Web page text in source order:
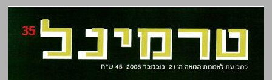
טרמינל 35 כתב-עת לאמנות המאה ה-21 ... 0